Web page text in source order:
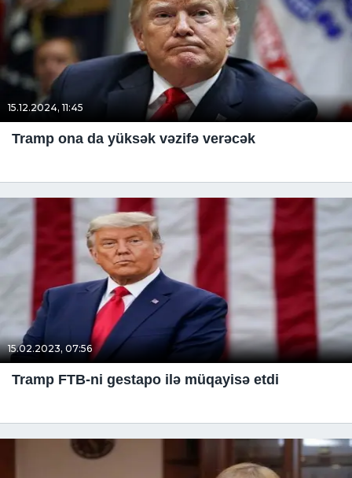
15.12.2024, 11:45
Tramp ona da yüksək vəzifə verəcək
15.02.2023, 07:56
Tramp FTB-ni gestapo ilə müqayisə etdi